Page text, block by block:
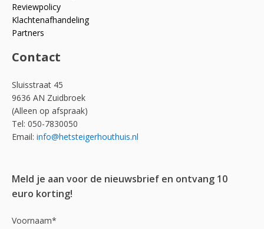
Reviewpolicy
Klachtenafhandeling
Partners
Contact
Sluisstraat 45
9636 AN Zuidbroek
(Alleen op afspraak)
Tel: 050-7830050
Email: info@hetsteigerhouthuis.nl
Meld je aan voor de nieuwsbrief en ontvang 10
euro korting!
Voornaam*